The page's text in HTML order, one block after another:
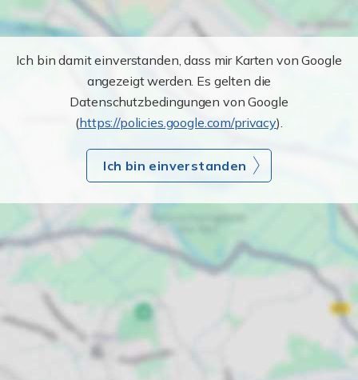
Ich bin damit einverstanden, dass mir Karten von Google
angezeigt werden. Es gelten die
Datenschutzbedingungen von Google
(https://policies.google.com/privacy).
Ich bin einverstanden